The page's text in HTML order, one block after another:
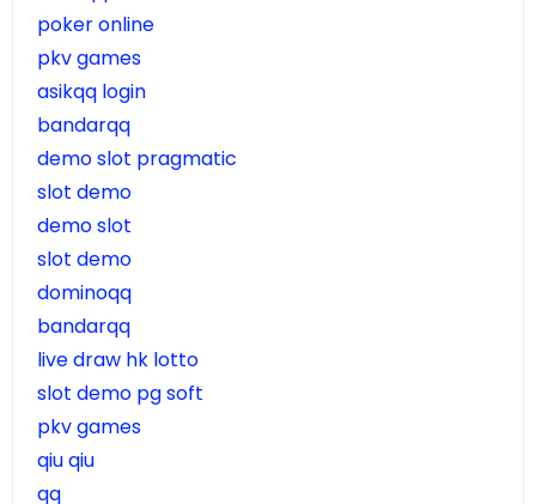
poker online
pkv games
asikqq login
bandarqq
demo slot pragmatic
slot demo
demo slot
slot demo
dominoqq
bandarqq
live draw hk lotto
slot demo pg soft
pkv games
qiu qiu
qq